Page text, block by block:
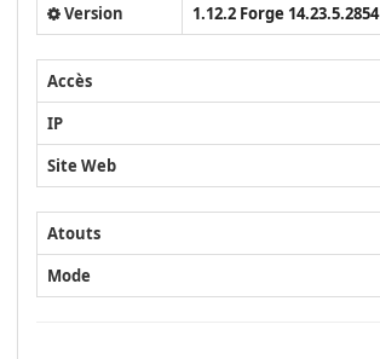
Version
1.12.2 Forge 14.23.5.2854
Accès
IP
Site Web
Atouts
Mode